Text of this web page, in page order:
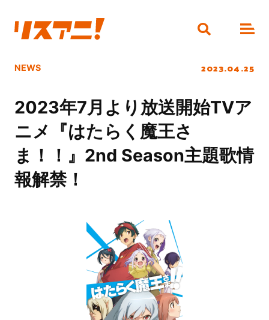
NEWS 2023.04.25
2023年7月より放送開始TVア
ニメ『はたらく魔王さ
ま！！』2nd Season主題歌情
報解禁！